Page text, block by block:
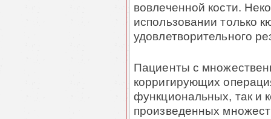
вовлеченной кости.
использовании только
удовлетворительного
Пациенты с
корригирующих
функциональных, так и
произведенных